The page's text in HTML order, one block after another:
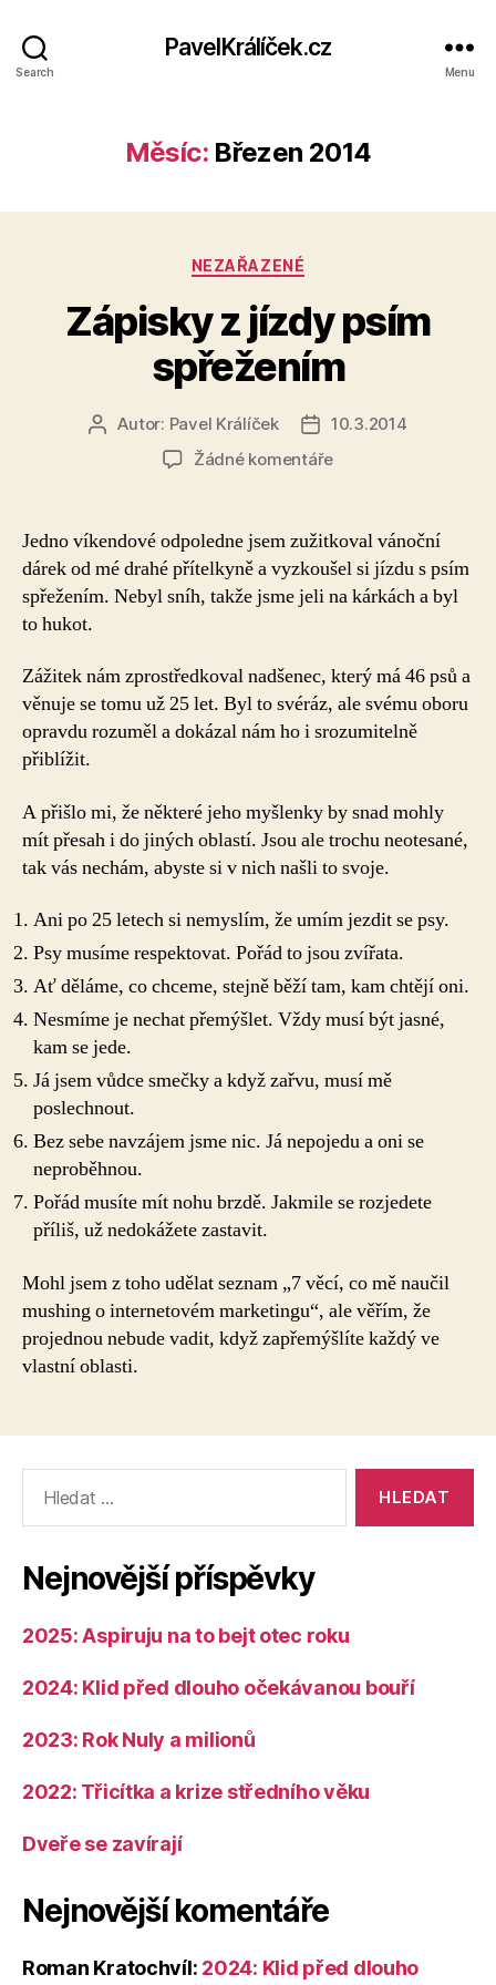
Search
PavelKrálíček.cz
Menu
Měsíc: Březen 2014
Rubriky
NEZAŘAZENÉ
Zápisky z jízdy psím
spřežením
Autor
příspěvku
Autor: Pavel Králíček
Datum
příspěvku
10.3.2014
Žádné komentářeu
názvem
z
jízdy
Jedno víkendové odpoledne jsem zužitkoval vánoční
dárek od mé drahé přítelkyně a vyzkoušel si jízdu s psím
spřežením. Nebyl sníh, takže jsme jeli na kárkách a byl
to hukot.
Zážitek nám zprostředkoval nadšenec, který má 46 psů a
věnuje se tomu už 25 let. Byl to svéráz, ale svému oboru
opravdu rozuměl a dokázal nám ho i srozumitelně
přiblížit.
A přišlo mi, že některé jeho myšlenky by snad mohly
mít přesah i do jiných oblastí. Jsou ale trochu neotesané,
tak vás nechám, abyste si v nich našli to svoje.
Ani po 25 letech si nemyslím, že umím jezdit se psy.
Psy musíme respektovat. Pořád to jsou zvířata.
Ať děláme, co chceme, stejně běží tam, kam chtějí oni.
Nesmíme je nechat přemýšlet. Vždy musí být jasné,
kam se jede.
Já jsem vůdce smečky a když zařvu, musí mě
poslechnout.
Bez sebe navzájem jsme nic. Já nepojedu a oni se
neproběhnou.
Pořád musíte mít nohu brzdě. Jakmile se rozjedete
příliš, už nedokážete zastavit.
Mohl jsem z toho udělat seznam „7 věcí, co mě naučil
mushing o internetovém marketingu“, ale věřím, že
projednou nebude vadit, když zapřemýšlíte každý ve
vlastní oblasti.
vyhledávání:
Nejnovější příspěvky
2025: Aspiruju na to bejt otec roku
2024: Klid před dlouho očekávanou bouří
2023: Rok Nuly a milionů
2022: Třicítka a krize středního věku
Dveře se zavírají
Nejnovější komentáře
Roman Kratochvíl: 2024: Klid před dlouho